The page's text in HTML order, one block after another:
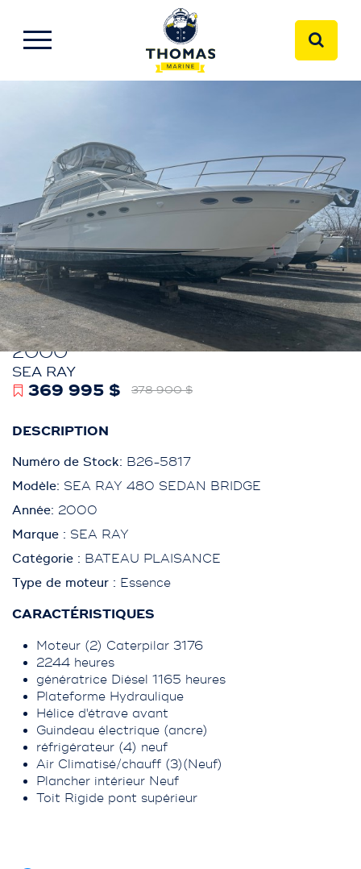
SEA RAY 480 SEDAN BRIDGE
2000
SEA RAY
369 995 $ 378 900 $
DESCRIPTION
Numéro de Stock: B26-5817
Modèle: SEA RAY 480 SEDAN BRIDGE
Année: 2000
Marque : SEA RAY
Catégorie : BATEAU PLAISANCE
Type de moteur : Essence
CARACTÉRISTIQUES
Moteur (2) Caterpilar 3176
2244 heures
génératrice Diésel 1165 heures
Plateforme Hydraulique
Hélice d'étrave avant
Guindeau électrique (ancre)
réfrigérateur (4) neuf
Air Climatisé/chauff (3)(Neuf)
Plancher intérieur Neuf
Toit Rigide pont supérieur